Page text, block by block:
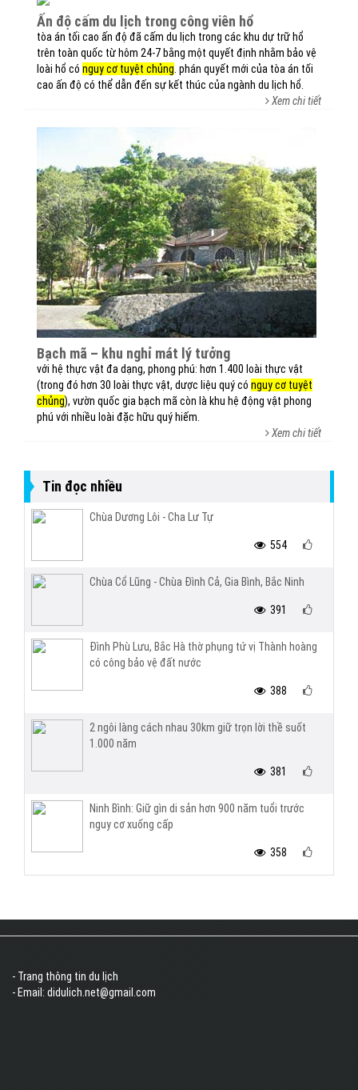
ấn độ cấm du lịch trong công viên hổ
tòa án tối cao ấn độ đã cấm du lịch trong các khu dự trữ hổ
trên toàn quốc từ hôm 24-7 bằng một quyết định nhằm bảo vệ
loài hổ có nguy cơ tuyệt chủng . phán quyết mới của tòa án tối
cao ấn độ có thể dẫn đến sự kết thúc của ngành du lịch hổ.
Xem chi tiết
bạch mã – khu nghỉ mát lý tưởng
với hệ thực vật đa dạng, phong phú: hơn 1.400 loài thực vật
(trong đó hơn 30 loài thực vật, dược liệu quý có nguy cơ tuyệt
chủng), vườn quốc gia bạch mã còn là khu hệ động vật phong
phú với nhiều loài đặc hữu quý hiếm.
Xem chi tiết
Tin đọc nhiều
Chùa Dương Lôi - Cha Lư Tự
554
Chùa Cổ Lũng - Chùa Đình Cả, Gia Bình, Bắc Ninh
391
Đình Phù Lưu, Bắc Hà thờ phụng tứ vị Thành hoàng
có công bảo vệ đất nước
388
2 ngôi làng cách nhau 30km giữ trọn lời thề suốt
1.000 năm
381
Ninh Bình: Giữ gìn di sản hơn 900 năm tuổi trước
nguy cơ xuống cấp
358
- Trang thông tin du lịch
- Email: didulich.net@gmail.com